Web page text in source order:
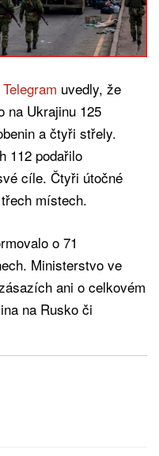
Telegram uvedly, že
na Ukrajinu 125
a čtyři střely.
112 podařilo
cíle. Čtyři útočné
místech.
o 71
Ministerstvo ve
ani o celkovém
na Rusko či